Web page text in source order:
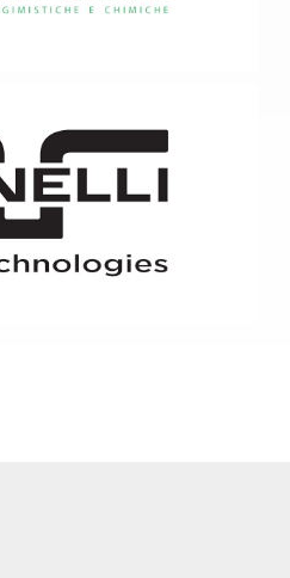
GROUP SPA
PR
dolciaria dei prodotti da
forno